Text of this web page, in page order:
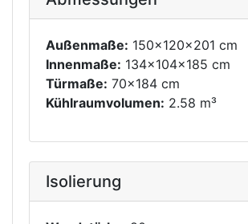
Außenmaße: 150x120x201 cm
Innenmaße: 134x104x185 cm
Türmaße: 70x184 cm
Kühlraumvolumen: 2.58 m³
Isolierung